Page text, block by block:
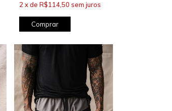
2 xde R$114,50 sem juros
Comprar